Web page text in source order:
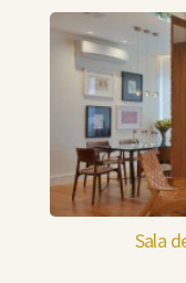
Sala